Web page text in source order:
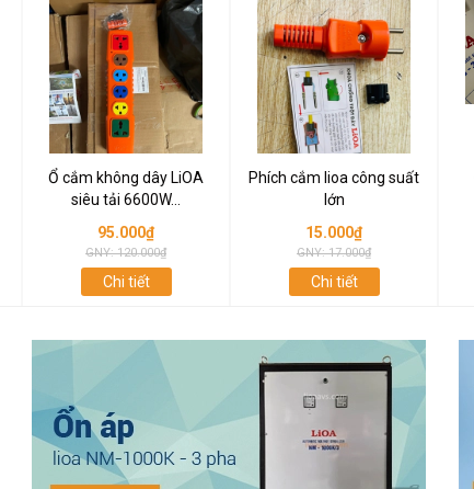
Ổ cắm không dây LiOA
siêu tải 6600W...
95.000₫
GNY: 120.000₫
Chi tiết
Phích cắm lioa công suất
lớn
15.000₫
GNY: 17.000₫
Chi tiết